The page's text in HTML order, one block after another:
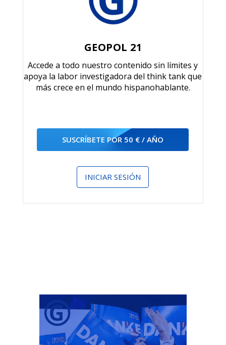
GEOPOL 21
Accede a todo nuestro contenido sin límites y
apoya la labor investigadora del think tank que
más crece en el mundo hispanohablante.
SUSCRÍBETE POR 50 € / AÑO
INICIAR SESIÓN